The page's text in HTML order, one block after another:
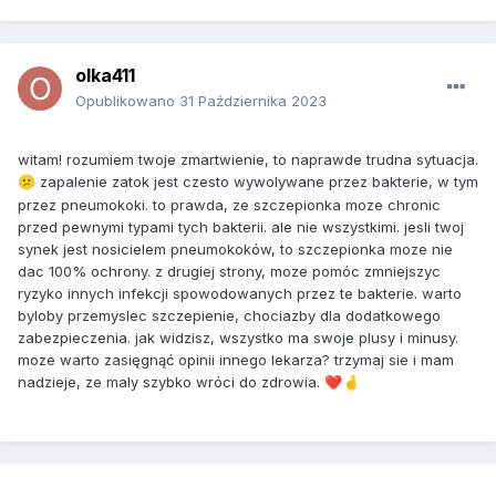
olka411
Opublikowano 31 Października 2023
witam! rozumiem twoje zmartwienie, to naprawde trudna sytuacja.
😕 zapalenie zatok jest czesto wywolywane przez bakterie, w tym
przez pneumokoki. to prawda, ze szczepionka moze chronic
przed pewnymi typami tych bakterii. ale nie wszystkimi. jesli twoj
synek jest nosicielem pneumokoków, to szczepionka moze nie
dac 100% ochrony. z drugiej strony, moze pomóc zmniejszyc
ryzyko innych infekcji spowodowanych przez te bakterie. warto
byloby przemyslec szczepienie, chociazby dla dodatkowego
zabezpieczenia. jak widzisz, wszystko ma swoje plusy i minusy.
moze warto zasięgnąć opinii innego lekarza? trzymaj sie i mam
nadzieje, ze maly szybko wróci do zdrowia. ❤️ 🤞